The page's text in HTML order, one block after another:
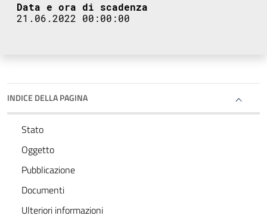
Data e ora di scadenza
21.06.2022 00:00:00
INDICE DELLA PAGINA
Stato
Oggetto
Pubblicazione
Documenti
Ulteriori informazioni